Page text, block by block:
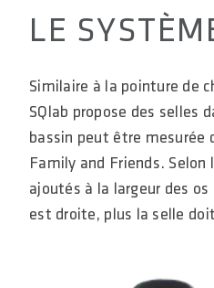
LE
Similaire à la pointure de
SQlab propose des selles
bassin peut être mesurée
Family and Friends.
ajoutés à la largeur des
est droite, plus la selle